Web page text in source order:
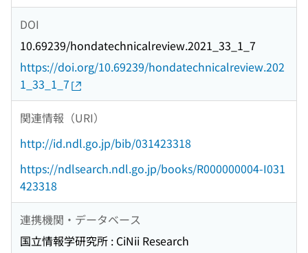
DOI
10.69239/hondatechnicalreview.2021_33_1_7
https://doi.org/10.69239/hondatechnicalreview.202
1_33_1_7
関連情報（URI）
http://id.ndl.go.jp/bib/031423318
https://ndlsearch.ndl.go.jp/books/R000000004-I031
423318
連携機関・データベース
国立情報学研究所 : CiNii Research